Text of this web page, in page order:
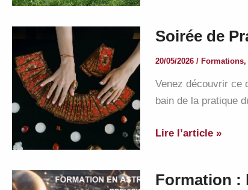
Composite)
sur
l’Atelier
astral
et
Gong
Portugal
Soirée de
20/05/2026/Formations
Venez découvrir ce
bain de la pratique
Soirée
du
Lire l’article »
Formation :